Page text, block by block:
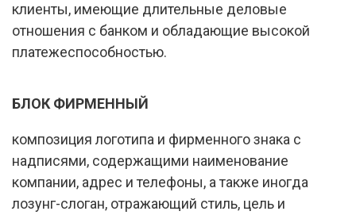
клиенты, имеющие длительные деловые
отношения с банком и обладающие высокой
платежеспособностью.
БЛОК ФИРМЕННЫЙ
композиция логотипа и фирменного знака с
надписями, содержащими наименование
компании, адрес и телефоны, а также иногда
лозунг-слоган, отражающий стиль, цель и